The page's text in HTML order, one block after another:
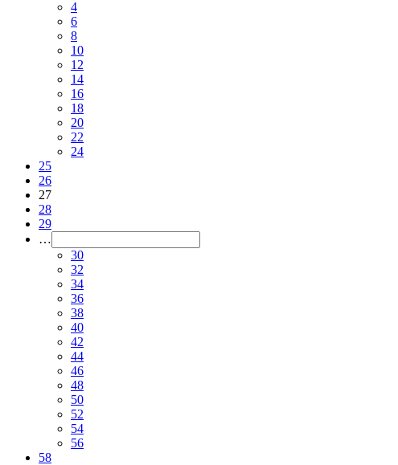
4
6
8
10
12
14
16
18
20
22
24
25
26
27
28
29
…
30
32
34
36
38
40
42
44
46
48
50
52
54
56
58